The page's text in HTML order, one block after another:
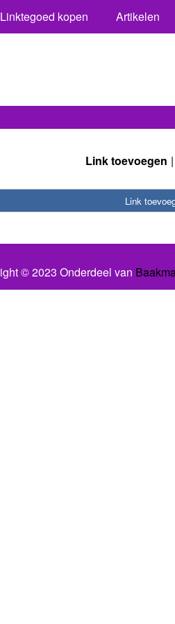
Linktegoed kopen Artikelen
Link toevoegen
Link
© 2023 Onderdeel van